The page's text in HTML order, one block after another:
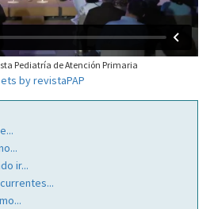
Pediatría de Atención Primaria
by revistaPAP
ir...